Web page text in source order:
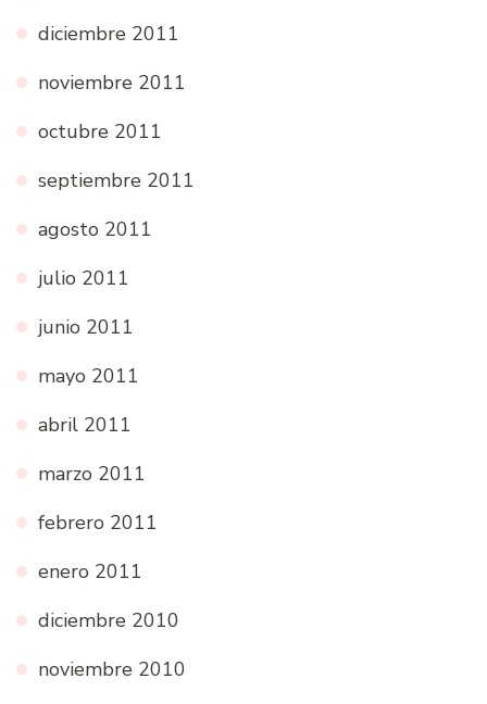
diciembre 2011
noviembre 2011
octubre 2011
septiembre 2011
agosto 2011
julio 2011
junio 2011
mayo 2011
abril 2011
marzo 2011
febrero 2011
enero 2011
diciembre 2010
noviembre 2010